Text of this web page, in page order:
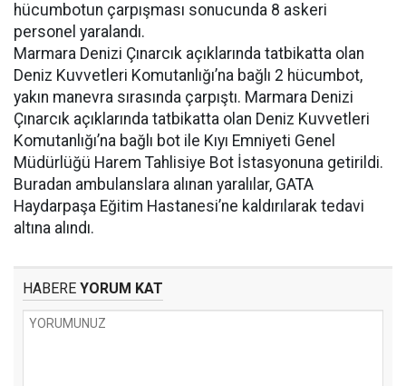
hücumbotun çarpışması sonucunda 8 askeri
personel yaralandı.
Marmara Denizi Çınarcık açıklarında tatbikatta olan
Deniz Kuvvetleri Komutanlığı’na bağlı 2 hücumbot,
yakın manevra sırasında çarpıştı. Marmara Denizi
Çınarcık açıklarında tatbikatta olan Deniz Kuvvetleri
Komutanlığı’na bağlı bot ile Kıyı Emniyeti Genel
Müdürlüğü Harem Tahlisiye Bot İstasyonuna getirildi.
Buradan ambulanslara alınan yaralılar, GATA
Haydarpaşa Eğitim Hastanesi’ne kaldırılarak tedavi
altına alındı.
HABERE YORUM KAT